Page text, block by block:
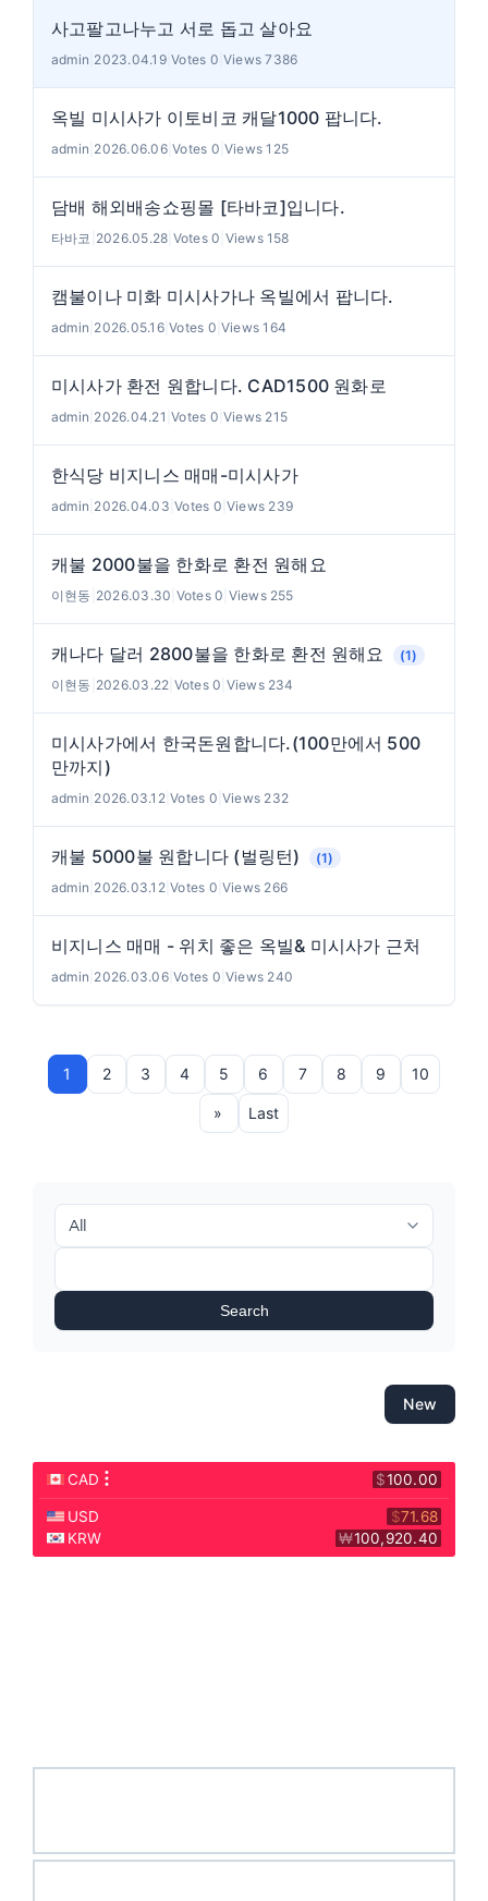
사고팔고나누고 서로 돕고 살아요
admin 2023.04.19|Votes 0 |Views 7386
옥빌 미시사가 이토비코 캐달1000 팝니다.
admin 2026.06.06|Votes 0 |Views 125
담배 해외배송쇼핑몰 [타바코]입니다.
타바코 2026.05.28 Votes 0 Views 158
캠불이나 미화 미시사가나 옥빌에서 팝니다.
admin 2026.05.16|Votes 0 |Views 164
미시사가 환전 원합니다. CAD1500 원화로
admin 2026.04.21 |Votes 0 |Views 215
한식당 비지니스 매매-미시사가
admin 2026.04.03 |Votes 0 |Views 239
캐불 2000불을 한화로 환전 원해요
이현동 2026.03.30 Votes 0 Views 255
캐나다 달러 2800불을 한화로 환전 원해요
(1)
이현동 2026.03.22 Votes 0 Views 234
미시사가에서 한국돈원합니다.(100만에서 500
만까지)
admin 2026.03.12|Votes 0 |Views 232
캐불 5000불 원합니다 (벌링턴)
(1)
admin 2026.03.12|Votes 0 |Views 266
비지니스 매매 - 위치 좋은 옥빌& 미시사가 근처
admin 2026.03.06|Votes 0 |Views 240
1 2 3 4 5 6 7 8 9 10
» Last
Search
New